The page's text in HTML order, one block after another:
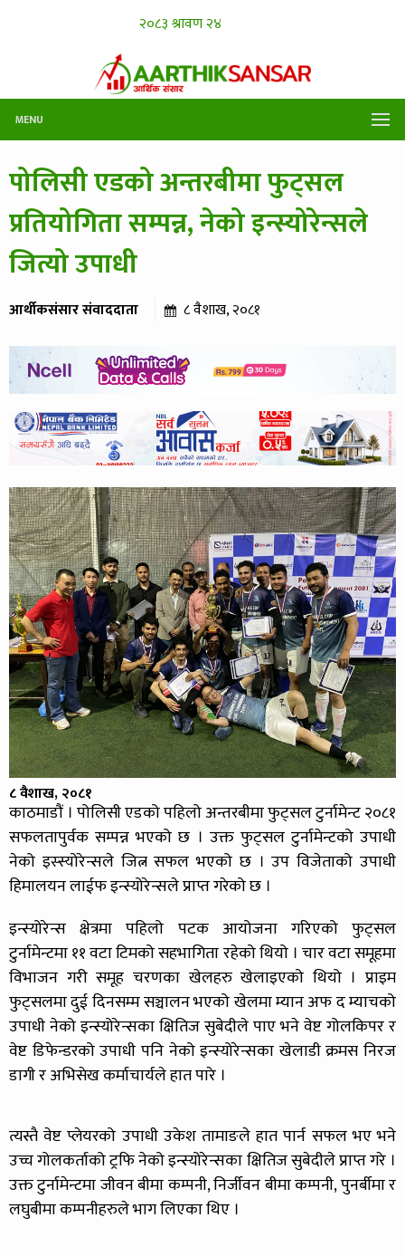
MENU
पोलिसी एडको अन्तरबीमा फुट्सल
प्रतियोगिता सम्पन्न, नेको इन्स्योरेन्सले
जित्यो उपाधी
आर्थीकसंसार संवाददाता ८ वैशाख, २०८१
८ वैशाख, २०८१
काठमाडौं । पोलिसी एडको पहिलो अन्तरबीमा फुट्सल टुर्नामेन्ट २०८१
सफलतापुर्वक सम्पन्न भएको छ । उक्त फुट्सल टुर्नामेन्टको उपाधी
नेको इस्स्योरेन्सले जित्न सफल भएको छ । उप विजेताको उपाधी
हिमालयन लाईफ इन्स्योरेन्सले प्राप्त गरेको छ ।
इन्स्योरेन्स क्षेत्रमा पहिलो पटक आयोजना गरिएको फुट्सल
टुर्नामेन्टमा ११ वटा टिमको सहभागिता रहेको थियो । चार वटा समूहमा
विभाजन गरी समूह चरणका खेलहरु खेलाइएको थियो । प्राइम
फुट्सलमा दुई दिनसम्म सञ्चालन भएको खेलमा म्यान अफ द म्याचको
उपाधी नेको इन्स्योरेन्सका क्षितिज सुबेदीले पाए भने वेष्ट गोलकिपर र
वेष्ट डिफेन्डरको उपाधी पनि नेको इन्स्योरेन्सका खेलाडी क्रमस निरज
डागी र अभिसेख कर्माचार्यले हात पारे ।
त्यस्तै वेष्ट प्लेयरको उपाधी उकेश तामाङले हात पार्न सफल भए भने
उच्च गोलकर्ताको ट्रफि नेको इन्स्योरेन्सका क्षितिज सुबेदीले प्राप्त गरे ।
उक्त टुर्नामेन्टमा जीवन बीमा कम्पनी, निर्जीवन बीमा कम्पनी, पुनर्बीमा र
लघुबीमा कम्पनीहरुले भाग लिएका थिए ।